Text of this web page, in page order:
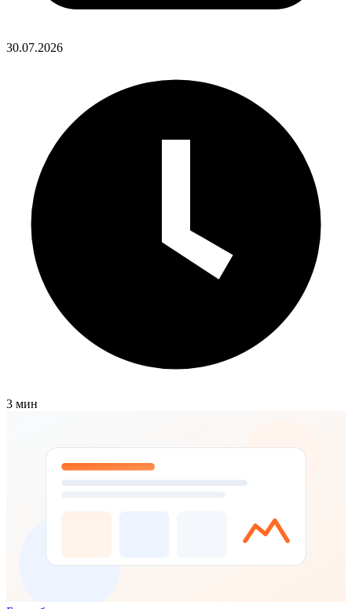
30.07.2026
3 мин